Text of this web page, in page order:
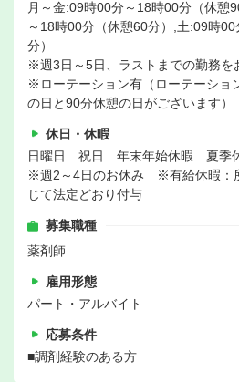
月～金:09時00分～18時00分（休憩
～18時00分（休憩60分）,土:09時
分）
※週3日～5日、ラストまでの勤務を
※ローテーション有（ローテーショ
の日と90分休憩の日がございます）
休日・休暇
日曜日 祝日 年末年始休暇 夏季
※週2～4日のお休み ※有給休暇：
じて法定どおり付与
募集職種
薬剤師
雇用形態
パート・アルバイト
応募条件
■調剤経験のある方